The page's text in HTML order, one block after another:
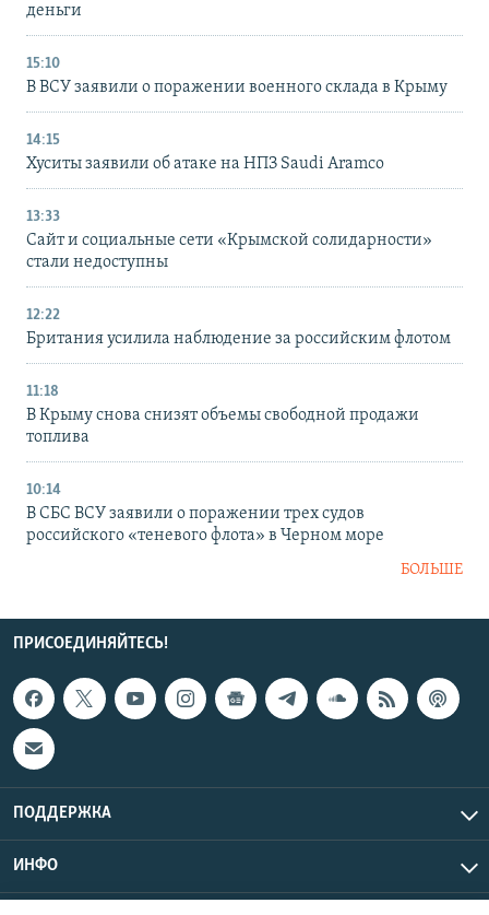
деньги
15:10
В ВСУ заявили о поражении военного склада в Крыму
14:15
Хуситы заявили об атаке на НПЗ Saudi Aramco
13:33
Сайт и социальные сети «Крымской солидарности»
стали недоступны
12:22
Британия усилила наблюдение за российским флотом
11:18
В Крыму снова снизят объемы свободной продажи
топлива
10:14
В СБС ВСУ заявили о поражении трех судов
российского «теневого флота» в Черном море
БОЛЬШЕ
ПРИСОЕДИНЯЙТЕСЬ!
ПОДДЕРЖКА
ИНФО